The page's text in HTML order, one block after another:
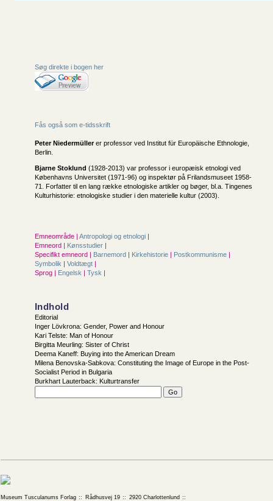
Søg direkte i bogen her
Fås også som e-tidsskrift
Peter Niedermüllerer professor ved Institut für Europäische Ethnologie,
Berlin.
Bjarne Stoklund (1928-2013) var professor i europæisk etnologi ved
Københavns Universitet (1971-96) og inspektør på Frilandsmuseet 1958-
71. Forfatter til en lang række etnologiske artikler og bøger, bl.a. Tingenes
Kulturhistorie: etnologiske studier i den materielle kultur (2003).
Emneområde | Antropologi og etnologi |
Emneord | Kønsstudier |
Specifikt emneord | Barnemord | Kirkehistorie | Postkommunisme |
Symbolik | Voldtægt |
Sprog | Engelsk | Tysk |
Indhold
Editorial
Inger Lövkrona: Gender, Power and Honour
Kari Telste: Man of Honour
Birgitta Meurling: Sister of Christ
Deema Kaneff: Buying into the American Dream
Milena Benovska-Sabkova: Constituting the Image of Europe in the Post-
Socialist Period in Bulgaria
Burkhart Lauterback: Kulturtransfer
Museum Tusculanums Forlag Rådhusvej 19
2920 Charlottenlund